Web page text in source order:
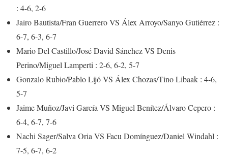
: 4-6, 2-6
Jairo Bautista/Fran Guerrero VS Álex Arroyo/Sanyo Gutiérrez :
6-7, 6-3, 6-7
Mario Del Castillo/José David Sánchez VS Denis
Perino/Miguel Lamperti : 2-6, 6-2, 5-7
Gonzalo Rubio/Pablo Lijó VS Álex Chozas/Tino Libaak : 4-6,
5-7
Jaime Muñoz/Javi García VS Miguel Benítez/Álvaro Cepero :
6-4, 6-7, 7-6
Nachi Sager/Salva Oria VS Facu Domínguez/Daniel Windahl :
7-5, 6-7, 6-2